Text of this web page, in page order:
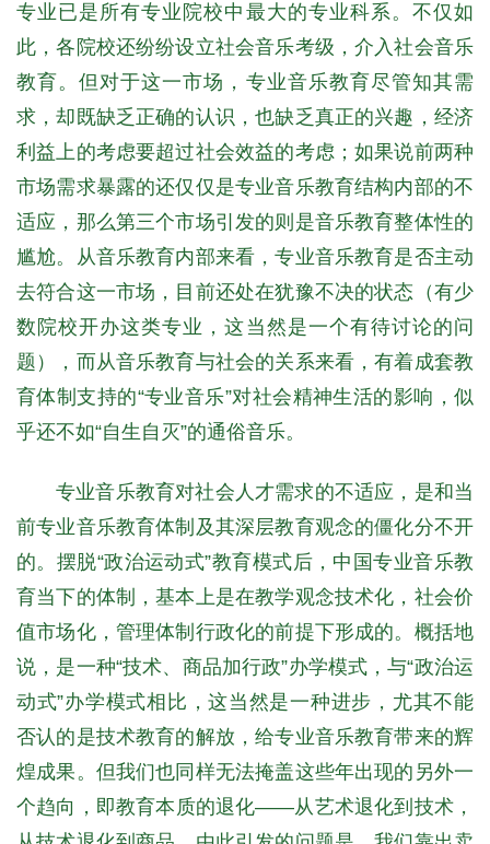
专业已是所有专业院校中最大的专业科系。不仅如
此，各院校还纷纷设立社会音乐考级，介入社会音乐
教育。但对于这一市场，专业音乐教育尽管知其需
求，却既缺乏正确的认识，也缺乏真正的兴趣，经济
利益上的考虑要超过社会效益的考虑；如果说前两种
市场需求暴露的还仅仅是专业音乐教育结构内部的不
适应，那么第三个市场引发的则是音乐教育整体性的
尴尬。从音乐教育内部来看，专业音乐教育是否主动
去符合这一市场，目前还处在犹豫不决的状态（有少
数院校开办这类专业，这当然是一个有待讨论的问
题），而从音乐教育与社会的关系来看，有着成套教
育体制支持的“专业音乐”对社会精神生活的影响，似
乎还不如“自生自灭”的通俗音乐。
专业音乐教育对社会人才需求的不适应，是和当
前专业音乐教育体制及其深层教育观念的僵化分不开
的。摆脱“政治运动式”教育模式后，中国专业音乐教
育当下的体制，基本上是在教学观念技术化，社会价
值市场化，管理体制行政化的前提下形成的。概括地
说，是一种“技术、商品加行政”办学模式，与“政治运
动式”办学模式相比，这当然是一种进步，尤其不能
否认的是技术教育的解放，给专业音乐教育带来的辉
煌成果。但我们也同样无法掩盖这些年出现的另外一
个趋向，即教育本质的退化——从艺术退化到技术，